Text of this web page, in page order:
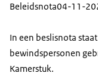
Beleidsnota04-11-
In een beslisnota
bewindspersonen
Kamerstuk.